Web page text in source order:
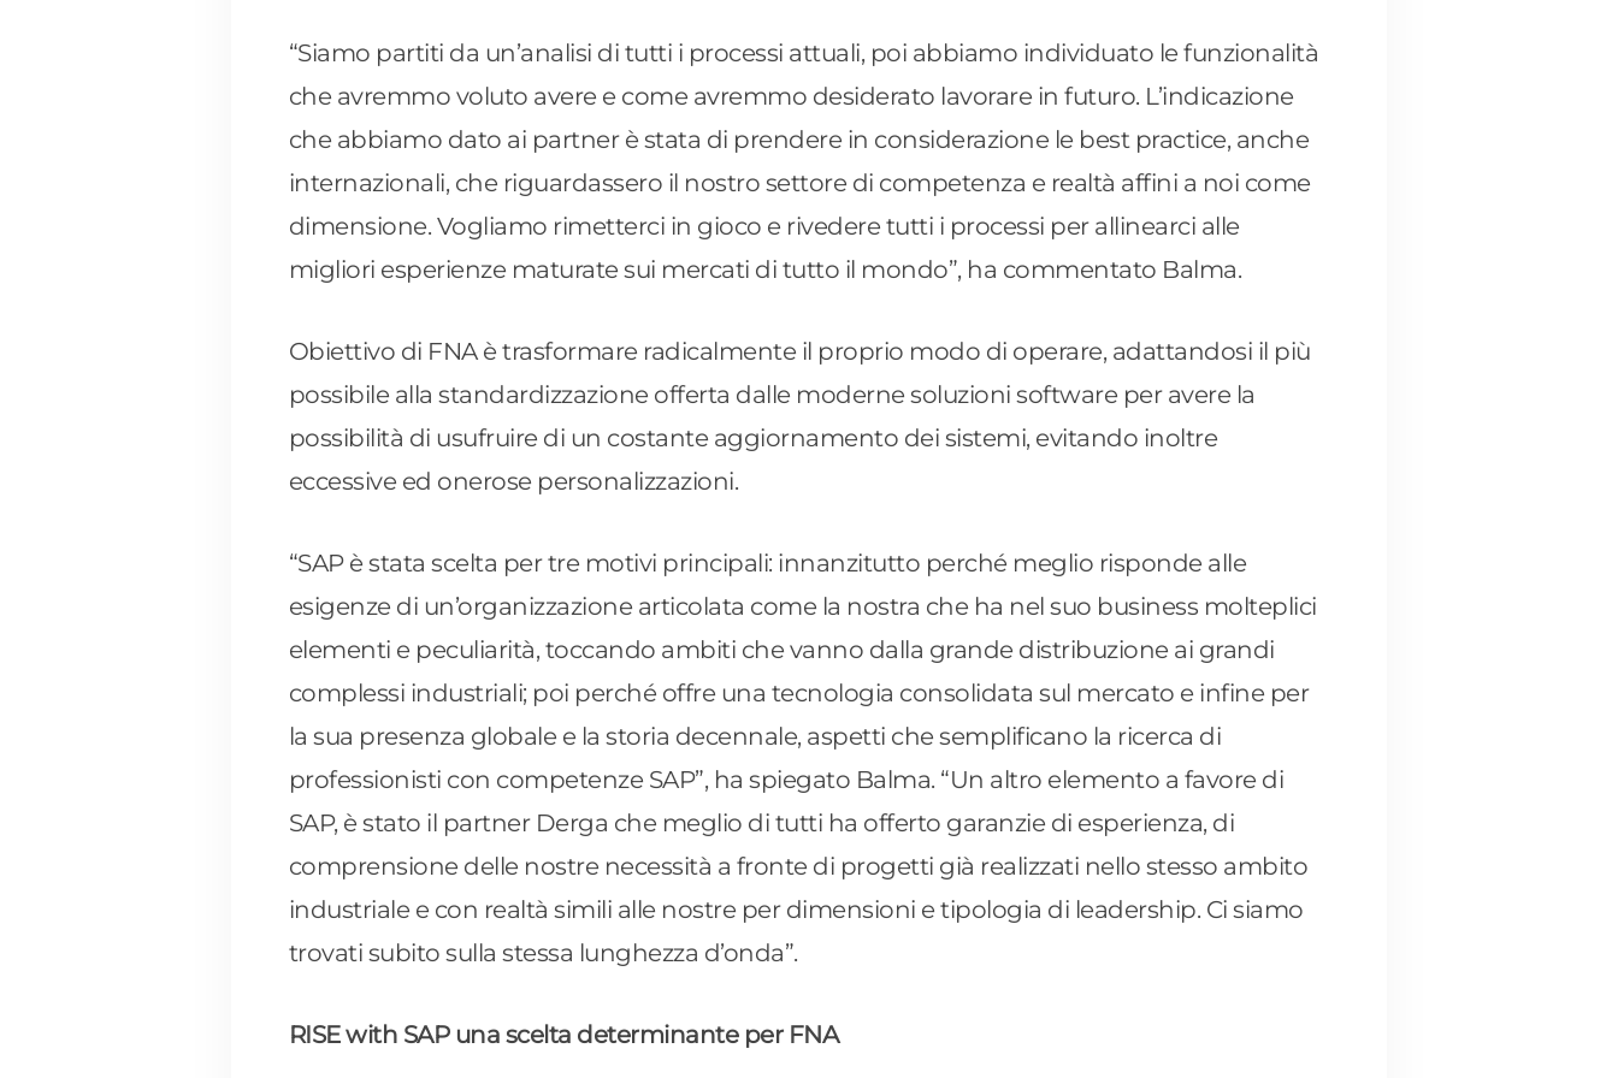
“Siamo partiti da un’analisi di tutti i processi attuali, poi abbiamo individuato le funzionalità
che avremmo voluto avere e come avremmo desiderato lavorare in futuro. L’indicazione
che abbiamo dato ai partner è stata di prendere in considerazione le best practice, anche
internazionali, che riguardassero il nostro settore di competenza e realtà affini a noi come
dimensione. Vogliamo rimetterci in gioco e rivedere tutti i processi per allinearci alle
migliori esperienze maturate sui mercati di tutto il mondo”, ha commentato Balma.
Obiettivo di FNA è trasformare radicalmente il proprio modo di operare, adattandosi il più
possibile alla standardizzazione offerta dalle moderne soluzioni software per avere la
possibilità di usufruire di un costante aggiornamento dei sistemi, evitando inoltre
eccessive ed onerose personalizzazioni.
“SAP è stata scelta per tre motivi principali: innanzitutto perché meglio risponde alle
esigenze di un’organizzazione articolata come la nostra che ha nel suo business molteplici
elementi e peculiarità, toccando ambiti che vanno dalla grande distribuzione ai grandi
complessi industriali; poi perché offre una tecnologia consolidata sul mercato e infine per
la sua presenza globale e la storia decennale, aspetti che semplificano la ricerca di
professionisti con competenze SAP”, ha spiegato Balma. “Un altro elemento a favore di
SAP, è stato il partner Derga che meglio di tutti ha offerto garanzie di esperienza, di
comprensione delle nostre necessità a fronte di progetti già realizzati nello stesso ambito
industriale e con realtà simili alle nostre per dimensioni e tipologia di leadership. Ci siamo
trovati subito sulla stessa lunghezza d’onda”.
RISE with SAP una scelta determinante per FNA